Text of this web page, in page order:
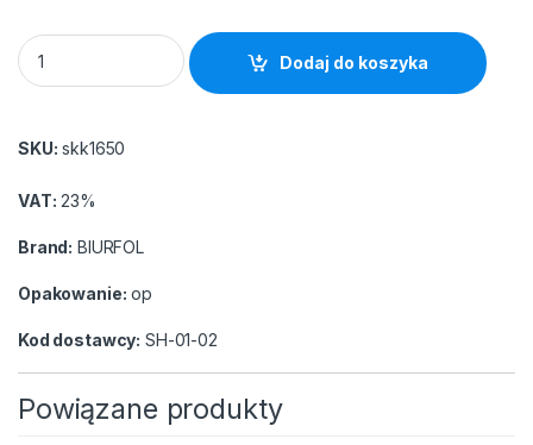
Skoroszyt BIURFOL zawieszany A4 twardy (10szt) ciemno
Dodaj do koszyka
SKU: skk1650
VAT: 23%
Brand: BIURFOL
Opakowanie: op
Kod dostawcy: SH-01-02
Powiązane produkty